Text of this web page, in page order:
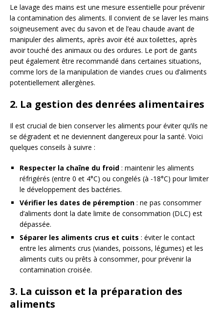
Le lavage des mains est une mesure essentielle pour prévenir
la contamination des aliments. Il convient de se laver les mains
soigneusement avec du savon et de l’eau chaude avant de
manipuler des aliments, après avoir été aux toilettes, après
avoir touché des animaux ou des ordures. Le port de gants
peut également être recommandé dans certaines situations,
comme lors de la manipulation de viandes crues ou d’aliments
potentiellement allergènes.
2. La gestion des denrées alimentaires
Il est crucial de bien conserver les aliments pour éviter qu’ils ne
se dégradent et ne deviennent dangereux pour la santé. Voici
quelques conseils à suivre :
Respecter la chaîne du froid : maintenir les aliments
réfrigérés (entre 0 et 4°C) ou congelés (à -18°C) pour limiter
le développement des bactéries.
Vérifier les dates de péremption : ne pas consommer
d’aliments dont la date limite de consommation (DLC) est
dépassée.
Séparer les aliments crus et cuits : éviter le contact
entre les aliments crus (viandes, poissons, légumes) et les
aliments cuits ou prêts à consommer, pour prévenir la
contamination croisée.
3. La cuisson et la préparation des
aliments